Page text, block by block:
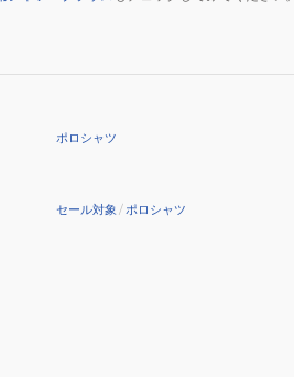
ポロシャツ
セール対象 /ポロシャツ